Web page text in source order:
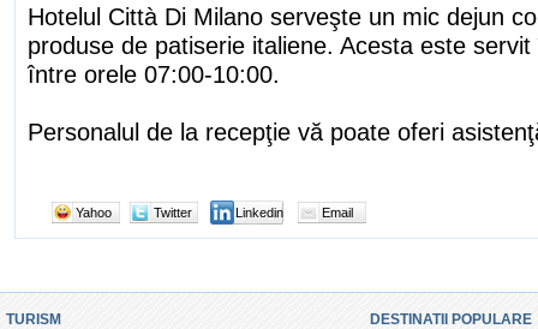
Hotelul Città Di Milano serveşte un mic dejun
produse de patiserie italiene. Acesta este
între orele 07:00-10:00.
Personalul de la recepţie vă poate oferi
Yahoo Twitter Linkedin Email
TURISM
DESTINATII POPULARE